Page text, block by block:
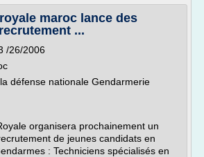
maroc lance des
...
/26/2006
défense nationale Gendarmerie
organisera prochainement un
de jeunes candidats en
: Techniciens spécialisés en